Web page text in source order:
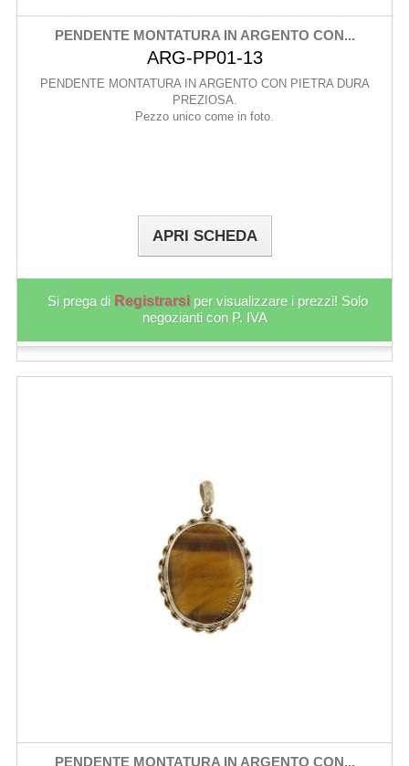
PENDENTE MONTATURA IN ARGENTO CON...
ARG-PP01-13
PENDENTE MONTATURA IN ARGENTO CON PIETRA DURA
PREZIOSA.
Pezzo unico come in foto.
APRI SCHEDA
Si prega di Registrarsi per visualizzare i prezzi! Solo
negozianti con P. IVA
PENDENTE MONTATURA IN ARGENTO CON...